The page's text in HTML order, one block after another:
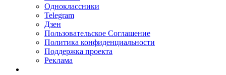
Одноклассники
Telegram
Дзен
Пользовательское Соглашение
Политика конфиденциальности
Поддержка проекта
Реклама